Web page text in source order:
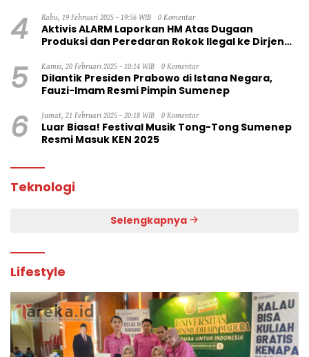
4 Rabu, 19 Februari 2025 - 19:56 WIB 0 Komentar
Aktivis ALARM Laporkan HM Atas Dugaan
Produksi dan Peredaran Rokok Ilegal ke Dirjen
5 Kamis, 20 Februari 2025 - 10:14 WIB 0 Komentar
Dilantik Presiden Prabowo di Istana Negara,
Fauzi-Imam Resmi Pimpin Sumenep
6 Jumat, 21 Februari 2025 - 20:18 WIB 0 Komentar
Luar Biasa! Festival Musik Tong-Tong Sumenep
Resmi Masuk KEN 2025
Teknologi
Selengkapnya
Lifestyle